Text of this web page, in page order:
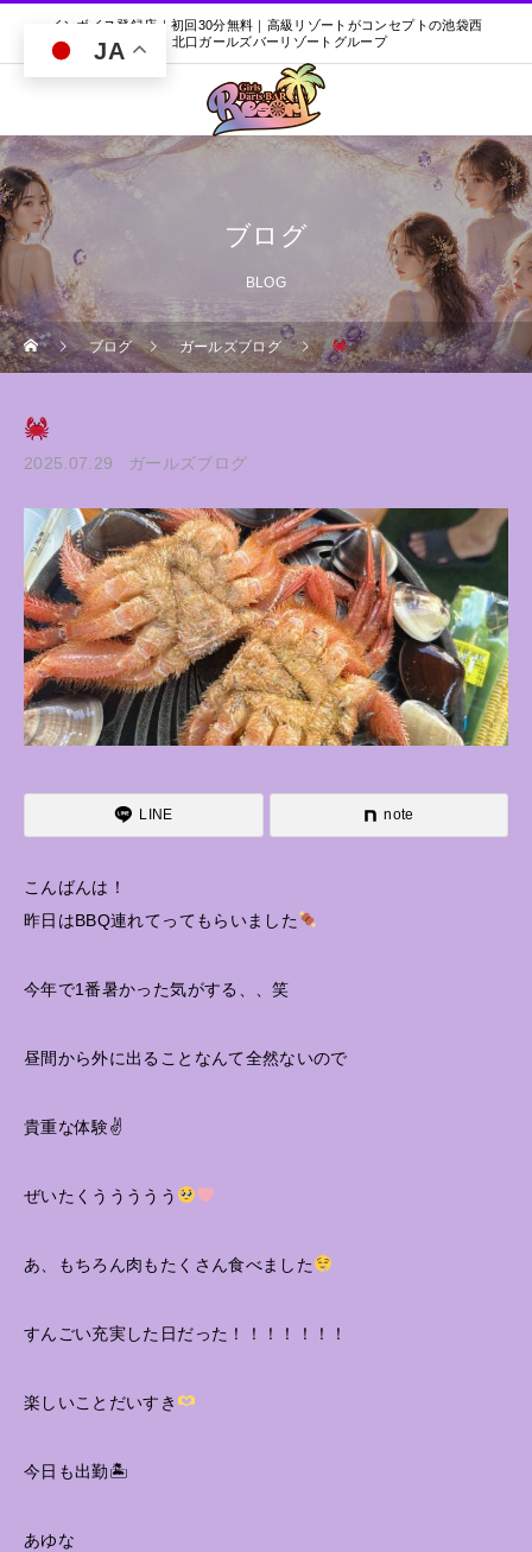
インボイス登録店｜初回30分無料｜高級リゾートがコンセプトの池袋西
口・北口ガールズバーリゾートグループ
ブログ
BLOG
ブログ ガールズブログ
2025.07.29 ガールズブログ
LINE note
こんばんは！
昨日はBBQ連れてってもらいました
今年で1番暑かった気がする、、笑
昼間から外に出ることなんて全然ないので
貴重な体験✌️
ぜいたくううううう
あ、もちろん肉もたくさん食べました
すんごい充実した日だった！！！！！！！
楽しいことだいすき
今日も出勤🏝
あゆな
JA